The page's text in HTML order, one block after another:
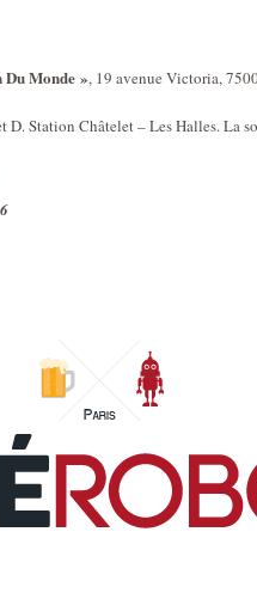
Monde », 19 avenue Victoria,
Station Châtelet – Les Halles. La